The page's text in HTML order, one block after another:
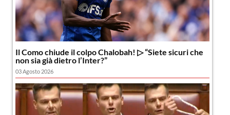
Il Como chiude il colpo Chalobah! ▷ “Siete sicuri che
non sia già dietro l’Inter?”
03 Agosto 2026